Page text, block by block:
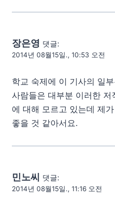
장은영 댓글:
2014년 08월15일., 10:53 오전
학교 숙제에 이 기사의 일
사람들은 대부분 이러한 저
에 대해 모르고 있는데 제
좋을 것 같아서요.
민노씨 댓글:
2014년 08월15일., 11:16 오전